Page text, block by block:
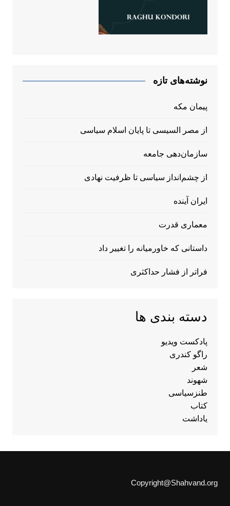
نوشته‌های تازه
پیمان مکه
از مصر السیسی تا پایان اسلام سیاسی
سازمان‌دهی جامعه
از چشم‌انداز سیاسی تا ظرفیت نهادی
ایران آینده
معماری قدرت
داستانی که خاورمیانه را تغییر داد
فراتر از فشار حداکثری
دسته بندی ها
پادکست ویدیو
راگو کندری
شعر
شهوند
طنزسیاسی
کتاب
یاداشت
Copyright@Shahvand.org